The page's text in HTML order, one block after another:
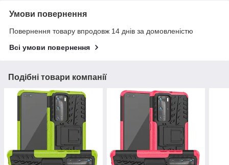
Умови повернення
Повернення товару впродовж 14 днів за домовленістю
Всі умови повернення
Подібні товари компанії